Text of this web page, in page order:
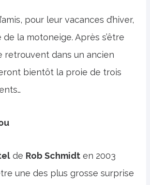
pour leur vacances d’hiver,
la motoneige. Après s’être
retrouvent dans un ancien
bientôt la proie de trois
de Rob Schmidt en 2003
une des plus grosse surprise